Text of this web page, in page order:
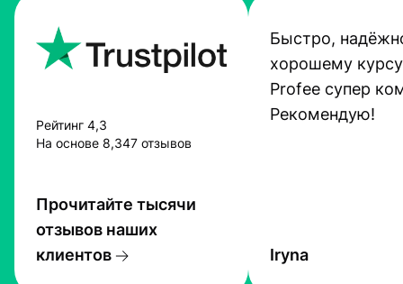
Рейтинг 4,3
На основе 8,347 отзывов
Прочитайте тысячи
отзывов наших
клиентов
Быстро,
хорошему
Profee супер
Рекомендую!
Iryna